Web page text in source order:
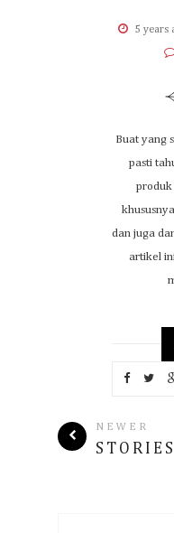
5 years
Buat yang
pasti
produk
dan juga
artikel
NEWER
STORIES